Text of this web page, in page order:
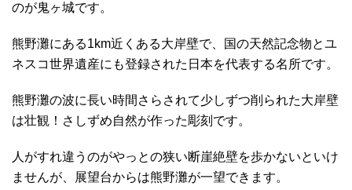
のが鬼ヶ城です。
熊野灘にある1km近くある大岸壁で、国の天然記念物とユ
ネスコ世界遺産にも登録された日本を代表する名所です。
熊野灘の波に長い時間さらされて少しずつ削られた大岸壁
は壮観！さしずめ自然が作った彫刻です。
人がすれ違うのがやっとの狭い断崖絶壁を歩かないといけ
ませんが、展望台からは熊野灘が一望できます。